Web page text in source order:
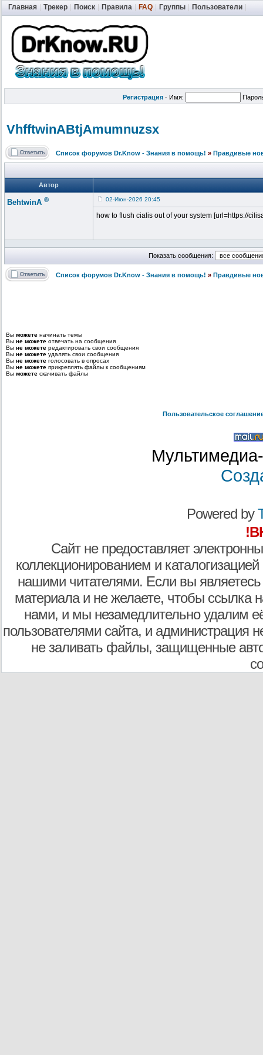
Главная Трекер Поиск Правила FAQ Группы Пользователи
Регистрация · Имя:
VhfftwinABtjAmumnuzsx
Список форумов Dr.Know - Знания в помощь! » Правдивые
Автор
BehtwinA ® 02-Июн-2026 20:45
how to flush cialis out of your system [url=https://
Показать сообщения:
Список форумов Dr.Know - Знания в помощь! » Правдивые
Вы можете начинать темы
Вы не можете отвечать на сообщения
Вы не можете редактировать свои сообщения
Вы не можете удалять свои сообщения
Вы не можете голосовать в опросах
Вы не можете прикреплять файлы к сообщениям
Вы можете скачивать файлы
Пользовательское
Powered by
Сайт не предоставляет
коллекционированием и
нашими читателями. Если вы являетесь
материала и не желаете, чтобы ссылка
нами, и мы незамедлительно удалим
пользователями сайта, и администрация
не заливать файлы, защищенные